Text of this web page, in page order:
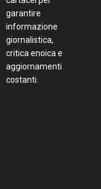
garantire
informazione
giornalistica,
critica enoica e
aggiornamenti
costanti.